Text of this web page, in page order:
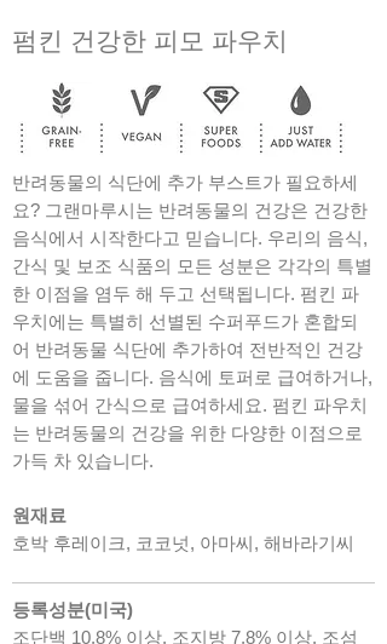
펌킨 건강한 피모 파우치
반려동물의 식단에 추가 부스트가 필요하세
요? 그랜마루시는 반려동물의 건강은 건강한
음식에서 시작한다고 믿습니다. 우리의 음식,
간식 및 보조 식품의 모든 성분은 각각의 특별
한 이점을 염두 해 두고 선택됩니다. 펌킨 파
우치에는 특별히 선별된 수퍼푸드가 혼합되
어 반려동물 식단에 추가하여 전반적인 건강
에 도움을 줍니다. 음식에 토퍼로 급여하거나,
물을 섞어 간식으로 급여하세요. 펌킨 파우치
는 반려동물의 건강을 위한 다양한 이점으로
가득 차 있습니다.
원재료
호박 후레이크, 코코넛, 아마씨, 해바라기씨
​등록성분(미국)​
조단백 10.8% 이상, 조지방 7.8% 이상, 조섬